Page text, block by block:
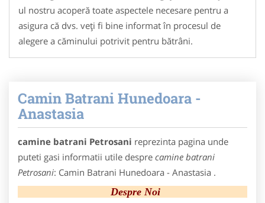
ul nostru acoperă toate aspectele necesare pentru a
asigura că dvs. veți fi bine informat în procesul de
alegere a căminului potrivit pentru bătrâni.
Camin Batrani Hunedoara -
Anastasia
camine batrani Petrosani reprezinta pagina unde
puteti gasi informatii utile despre camine batrani
Petrosani: Camin Batrani Hunedoara - Anastasia .
Despre Noi